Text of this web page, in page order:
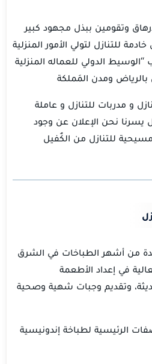
وتقومين ببذل مجهود كبير
للتنازل لتولي الأمور المنزلية
الدولي للعماله المنزلية
بالرياض ومدن المَملكة
و مدربات للتنازل و عاملة
يسرنا نحن الإعلان عن وجود
للتنازل من الكٌفيل
من أشهر الطباخات في الشرق
في إعداد الأطعمة
وتقديم وجبات شهية وصحية
الرئيسية لطباخة إندونيسية